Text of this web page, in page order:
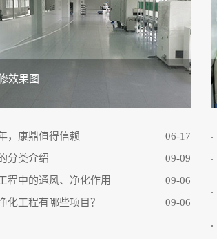
效果图
，康鼎值得信赖
06-17
分类介绍
09-09
程中的通风、净化作用
09-06
化工程有哪些项目？
09-06